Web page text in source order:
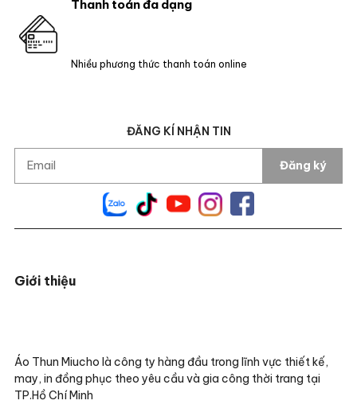
Thanh toán đa dạng
Nhiều phương thức thanh toán online
ĐĂNG KÍ NHẬN TIN
Đăng ký
Giới thiệu
Áo Thun Miucho là công ty hàng đầu trong lĩnh vực thiết kế,
may, in đồng phục theo yêu cầu và gia công thời trang tại
TP.Hồ Chí Minh